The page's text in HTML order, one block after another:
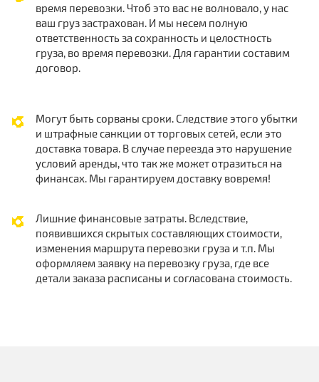
время перевозки. Чтоб это вас не волновало, у нас
ваш груз застрахован. И мы несем полную
ответственность за сохранность и целостность
груза, во время перевозки. Для гарантии составим
договор.
Могут быть сорваны сроки. Следствие этого убытки
и штрафные санкции от торговых сетей, если это
доставка товара. В случае переезда это нарушение
условий аренды, что так же может отразиться на
финансах. Мы гарантируем доставку вовремя!
Лишние финансовые затраты. Вследствие,
появившихся скрытых составляющих стоимости,
изменения маршрута перевозки груза и т.п. Мы
оформляем заявку на перевозку груза, где все
детали заказа расписаны и согласована стоимость.